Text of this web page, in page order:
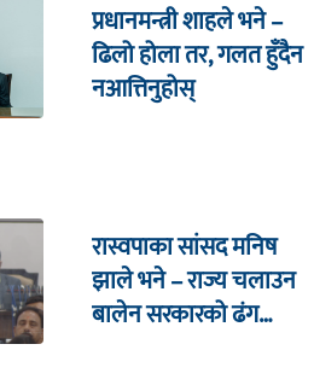
प्रधानमन्त्री शाहले भने –
ढिलो होला तर, गलत हुँदैन
नआत्तिनुहोस्
रास्वपाका सांसद मनिष
झाले भने – राज्य चलाउन
बालेन सरकारको ढंग